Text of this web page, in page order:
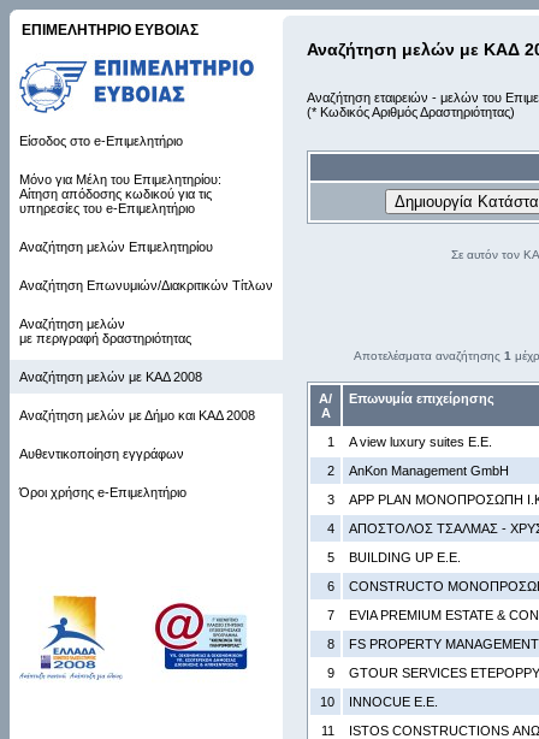
ΕΠΙΜΕΛΗΤΗΡΙΟ ΕΥΒΟΙΑΣ
Είσοδος στο e-Επιμελητήριο
Μόνο για Μέλη του Επιμελητηρίου:
Αίτηση απόδοσης κωδικού για τις
υπηρεσίες του e-Επιμελητήριο
Αναζήτηση μελών Επιμελητηρίου
Αναζήτηση Επωνυμιών/Διακριτικών Τίτλων
Αναζήτηση μελών
με περιγραφή δραστηριότητας
Αναζήτηση μελών με ΚΑΔ 2008
Αναζήτηση μελών με Δήμο και ΚΑΔ 2008
Αυθεντικοποίηση εγγράφων
Όροι χρήσης e-Επιμελητήριο
Αναζήτηση μελών με ΚΑΔ
Αναζήτηση εταιρειών - μελών του
(* Κωδικός Αριθμός Δραστηριότητας)
Σε αυτόν τον
Αποτελέσματα αναζήτησης 1
Α/
Α
Επωνυμία επιχείρησης
1
A view luxury suites Ε.Ε.
2
AnKon Management GmbH
3
APP PLAN ΜΟΝΟΠΡΟΣΩΠΗ
4
AΠΟΣΤΟΛΟΣ ΤΣΑΛΜΑΣ -
5
BUILDING UP Ε.Ε.
6
CONSTRUCTO
7
EVIA PREMIUM ESTATE &
8
FS PROPERTY
9
GTOUR SERVICES
10
INNOCUE Ε.Ε.
11
ISTOS CONSTRUCTIONS